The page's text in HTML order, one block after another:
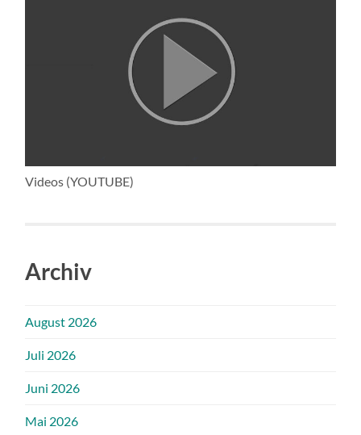
Videos (YOUTUBE)
Archiv
August 2026
Juli 2026
Juni 2026
Mai 2026